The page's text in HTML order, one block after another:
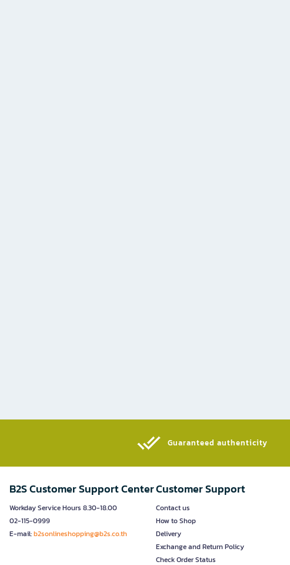
Guaranteed authenticity​
B2S Customer Support Center
Workday Service Hours 8.30-18.00
02-115-0999
E-mail:b2sonlineshopping@b2s.co.th
Customer Support
Contact us
How to Shop
Delivery
Exchange and Return Policy
Check Order Status